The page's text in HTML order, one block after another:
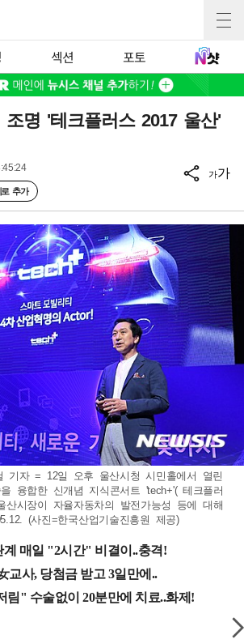
섹션 포토
조명 '테크플러스 2017 울산'
추가
가가
기자 = 12일 오후 울산시청 시민홀에서 열린
융합한 신개념 지식콘서트 'tech+'( 테크플러
산시장이 자율자동차의 발전가능성 등에 대해
(사진=한국산업기술진흥원 제공)